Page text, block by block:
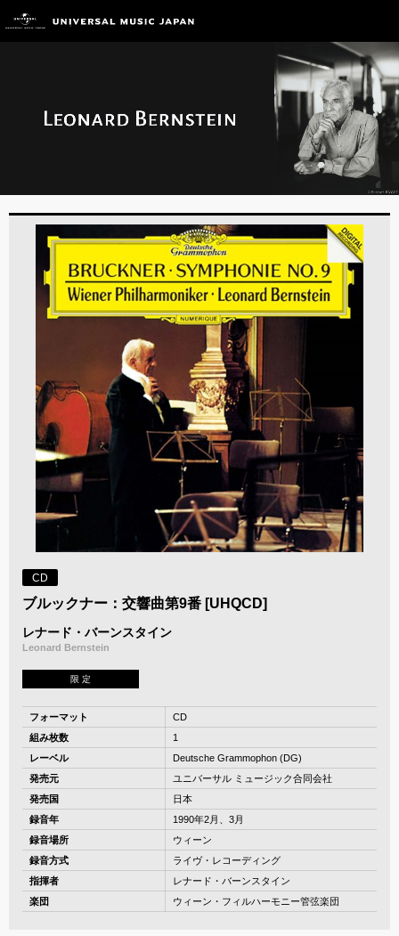
CD
ブルックナー：交響曲第9番 [UHQCD]
レナード・バーンスタイン
Leonard Bernstein
限 定
フォーマット
CD
組み枚数
1
レーベル
Deutsche Grammophon (DG)
発売元
ユニバーサル ミュージック合同会社
発売国
日本
録音年
1990年2月、3月
録音場所
ウィーン
録音方式
ライヴ・レコーディング
指揮者
レナード・バーンスタイン
楽団
ウィーン・フィルハーモニー管弦楽団